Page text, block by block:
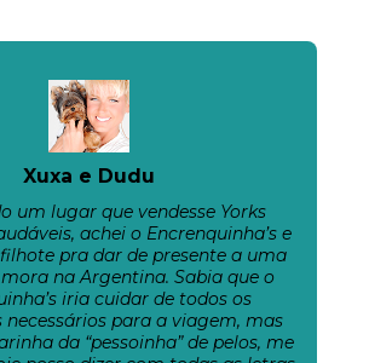
Xuxa e Dudu
um lugar que vendesse Yorks
achei o Encrenquinha’s e
pra dar de presente a uma
na Argentina. Sabia que o
iria cuidar de todos os
para a viagem, mas
da “pessoinha” de pelos, me